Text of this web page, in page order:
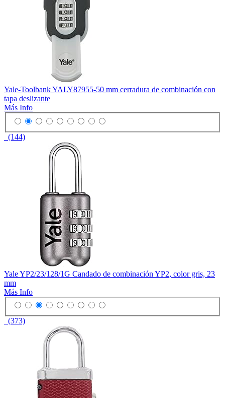
Yale-Toolbank YALY87955-50 mm cerradura de combinación con
tapa deslizante
Más Info
(144)
Yale YP2/23/128/1G Candado de combinación YP2, color gris, 23
mm
Más Info
(373)